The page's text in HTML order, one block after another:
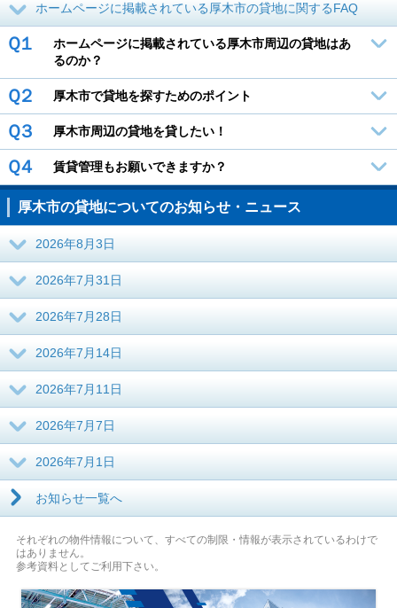
ホームページに掲載されている厚木市の貸地に関するFAQ
Ｑ１
ホームページに掲載されている厚木市周辺の貸地はあ
るのか？
Ｑ２ 厚木市で貸地を探すためのポイント
Ｑ３ 厚木市周辺の貸地を貸したい！
Ｑ４ 賃貸管理もお願いできますか？
厚木市の貸地についてのお知らせ・ニュース
2026年8月3日
2026年7月31日
2026年7月28日
2026年7月14日
2026年7月11日
2026年7月7日
2026年7月1日
お知らせ一覧へ
それぞれの物件情報について、すべての制限・情報が表示されているわけで
はありません。
参考資料としてご利用下さい。